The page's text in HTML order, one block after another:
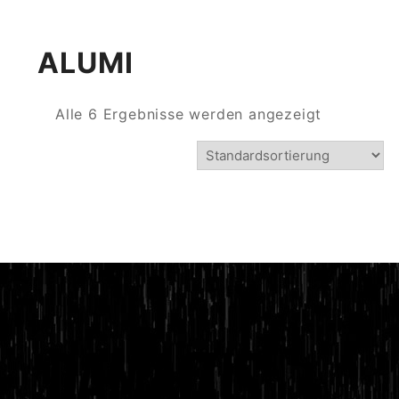
ALUMI
Alle 6 Ergebnisse werden angezeigt